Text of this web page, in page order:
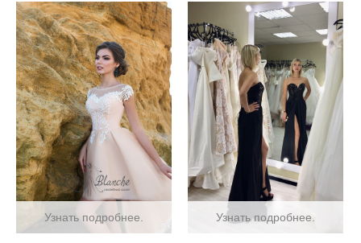
Узнать подробнее. Узнать подробнее.